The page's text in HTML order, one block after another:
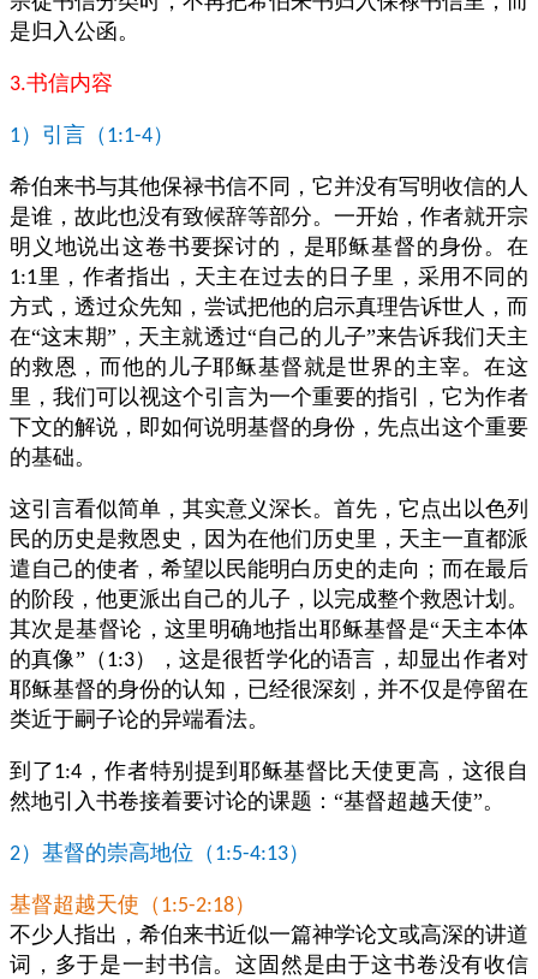
是归入公函。
3.书信内容
1）引言（ 1:1-4）
希伯来书与其他保禄书信不同，它并没有写明收信的人
是谁，故此也没有致候辞等部分。一开始，作者就开宗
明义地说出这卷书要探讨的，是耶稣基督的身份。在
1:1里，作者指出，天主在过去的日子里，采用不同的
方式，透过众先知，尝试把他的启示真理告诉世人，而
在“这末期”，天主就透过“自己的儿子”来告诉我们天主
的救恩，而他的儿子耶稣基督就是世界的主宰。在这
里，我们可以视这个引言为一个重要的指引，它为作者
下文的解说，即如何说明基督的身份，先点出这个重要
的基础。
这引言看似简单，其实意义深长。首先，它点出以色列
民的历史是救恩史，因为在他们历史里，天主一直都派
遣自己的使者，希望以民能明白历史的走向；而在最后
的阶段，他更派出自己的儿子，以完成整个救恩计划。
其次是基督论，这里明确地指出耶稣基督是“天主本体
的真像”（ 1:3），这是很哲学化的语言，却显出作者对
耶稣基督的身份的认知，已经很深刻，并不仅是停留在
类近于嗣子论的异端看法。
到了1:4 ，作者特别提到耶稣基督比天使更高，这很自
然地引入书卷接着要讨论的课题：“基督超越天使”。
2）基督的崇高地位（ 1:5-4:13）
基督超越天使（ 1:5-2:18）
不少人指出，希伯来书近似一篇神学论文或高深的讲道
词，多于是一封书信。这固然是由于这书卷没有收信